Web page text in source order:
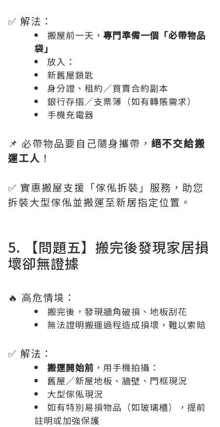
✅ 解法：
搬屋前一天， 專門準備一個「必帶物品
袋」
放入：
新舊屋鎖匙
身分證、租約／買賣合約副本
銀行存摺／支票簿（如有轉賬需求）
手機充電器
📌 必帶物品要自己隨身攜帶， 絕不交給搬
運工人 ！
✅ 實惠搬屋支援「傢俬拆裝」服務，助您
拆裝大型傢俬並搬運至新居指定位置。
5. 【問題五】搬完後發現家居損
壞卻無證據
🔥 高危情境：
搬完後，發現牆角破損、地板刮花
無法證明搬運過程造成損壞，難以索賠
✅ 解法：
搬運開始前 ，用手機拍攝：
舊屋／新屋地板、牆壁、門框現況
大型傢俬現況
如有特別易損物品（如玻璃櫃），提前
註明或加強保護